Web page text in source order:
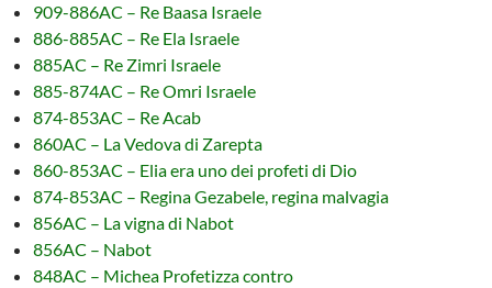
909-886AC – Re Baasa Israele
886-885AC – Re Ela Israele
885AC – Re Zimri Israele
885-874AC – Re Omri Israele
874-853AC – Re Acab
860AC – La Vedova di Zarepta
860-853AC – Elia era uno dei profeti di Dio
874-853AC – Regina Gezabele, regina malvagia
856AC – La vigna di Nabot
856AC – Nabot
848AC – Michea Profetizza contro